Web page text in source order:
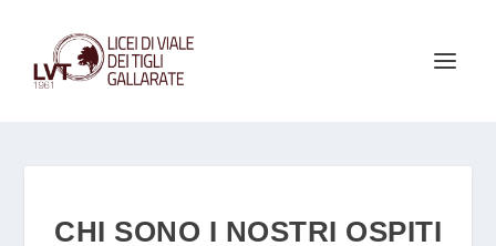
CHI SONO I NOSTRI OSPITI